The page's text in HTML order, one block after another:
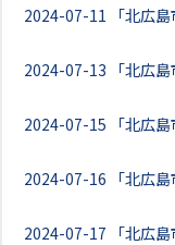
2024-07-11 「北広
2024-07-13 「北広
2024-07-15 「北広
2024-07-16 「北広
2024-07-17 「北広